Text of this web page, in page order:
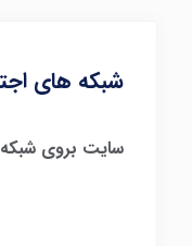
شبکه های
سایت بروی